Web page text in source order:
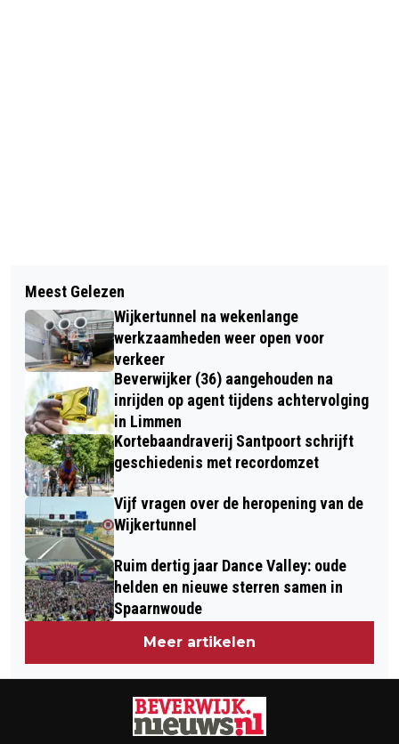
ZORGSPECIALIST NIEUWE
HOOFDSPONSOR HAARLEMSE
GRACHTENLOOP
STOP AFVALDUMP! GEMEENTE
BEVERWIJK START ACTIES TEGEN
GROFVUILDUMPINGEN IN
MEERESTEIN-NOORD
Meest Gelezen
Wijkertunnel na wekenlange
werkzaamheden weer open voor
verkeer
Beverwijker (36) aangehouden na
inrijden op agent tijdens achtervolging
in Limmen
Kortebaandraverij Santpoort schrijft
geschiedenis met recordomzet
Vijf vragen over de heropening van de
Wijkertunnel
Ruim dertig jaar Dance Valley: oude
helden en nieuwe sterren samen in
Spaarnwoude
Meer artikelen